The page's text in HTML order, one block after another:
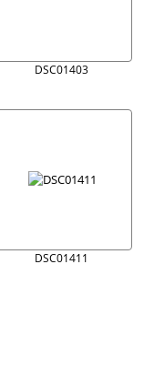
DSC01403
DSC01411